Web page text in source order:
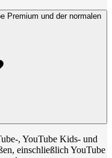
Premium und der normalen
, YouTube Kids- und
einschließlich YouTube